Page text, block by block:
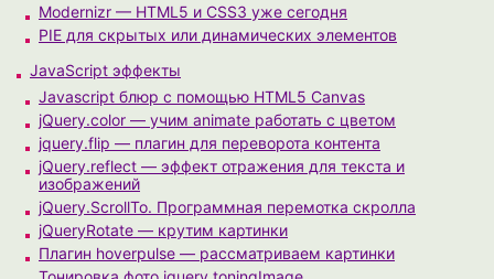
Modernizr — HTML5 и CSS3 уже сегодня
PIE для скрытых или динамических элементов
JavaScript эффекты
Javascript блюр с помощью HTML5 Canvas
jQuery.color — учим animate работать с цветом
jquery.flip — плагин для переворота контента
jQuery.reflect — эффект отражения для текста и
изображений
jQuery.ScrollTo. Программная перемотка скролла
jQueryRotate — крутим картинки
Плагин hoverpulse — рассматриваем картинки